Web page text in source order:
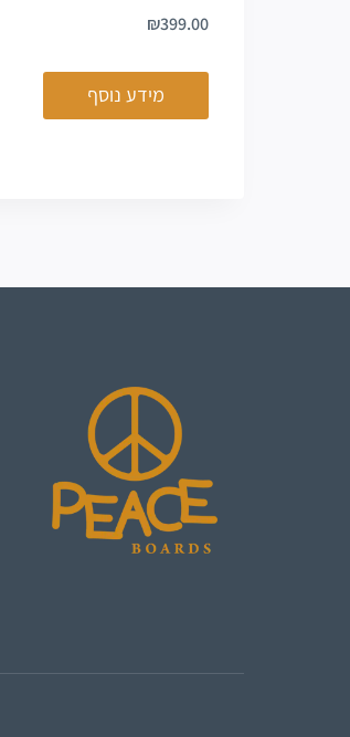
₪399.00
מידע נוסף